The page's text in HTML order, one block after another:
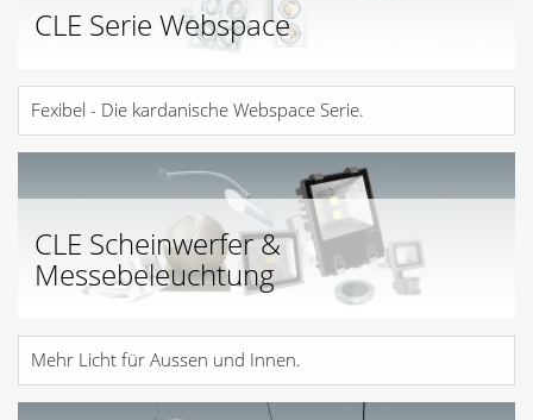
CLE Serie Webspace
Fexibel - Die kardanische Webspace Serie.
CLE Scheinwerfer &
Messebeleuchtung
Mehr Licht für Aussen und Innen.